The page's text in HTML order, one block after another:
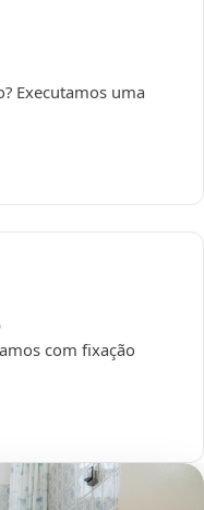
Executamos uma
com fixação